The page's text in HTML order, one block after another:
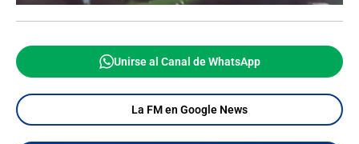
Unirse al Canal de WhatsApp
La FM en Google News